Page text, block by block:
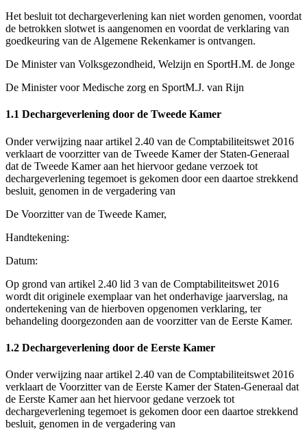
Het besluit tot dechargeverlening kan niet worden genomen, voordat
de betrokken slotwet is aangenomen en voordat de verklaring van
goedkeuring van de Algemene Rekenkamer is ontvangen.
De Minister van Volksgezondheid, Welzijn en SportH.M. de Jonge
De Minister voor Medische zorg en SportM.J. van Rijn
1.1 Dechargeverlening door de Tweede Kamer
Onder verwijzing naar artikel 2.40 van de Comptabiliteitswet 2016
verklaart de voorzitter van de Tweede Kamer der Staten-Generaal
dat de Tweede Kamer aan het hiervoor gedane verzoek tot
dechargeverlening tegemoet is gekomen door een daartoe strekkend
besluit, genomen in de vergadering van
De Voorzitter van de Tweede Kamer,
Handtekening:
Datum:
Op grond van artikel 2.40 lid 3 van de Comptabiliteitswet 2016
wordt dit originele exemplaar van het onderhavige jaarverslag, na
ondertekening van de hierboven opgenomen verklaring, ter
behandeling doorgezonden aan de voorzitter van de Eerste Kamer.
1.2 Dechargeverlening door de Eerste Kamer
Onder verwijzing naar artikel 2.40 van de Comptabiliteitswet 2016
verklaart de Voorzitter van de Eerste Kamer der Staten-Generaal dat
de Eerste Kamer aan het hiervoor gedane verzoek tot
dechargeverlening tegemoet is gekomen door een daartoe strekkend
besluit, genomen in de vergadering van